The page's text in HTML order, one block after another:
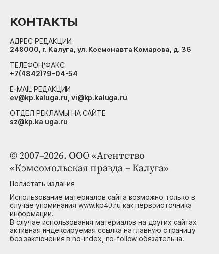
© 2007–2026. ООО «Агентство
«Комсомольская правда – Калуга»
Полистать издания
Использование материалов сайта возможно только в
случае упоминания www.kp40.ru как первоисточника
информации.
В случае использования материалов на других сайтах
активная индексируемая ссылка на главную страницу
без заключения в no-index, no-follow обязательна.
КОНТАКТЫ
АДРЕС РЕДАКЦИИ
248000, г. Калуга, ул. Космонавта Комарова, д. 36
ТЕЛЕФОН/ФАКС
+7(4842)79-04-54
E-MAIL РЕДАКЦИИ
ev@kp.kaluga.ru, vi@kp.kaluga.ru
ОТДЕЛ РЕКЛАМЫ НА САЙТЕ
sz@kp.kaluga.ru